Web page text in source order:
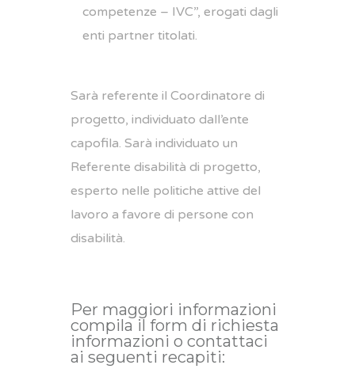
competenze – IVC”, erogati dagli
enti partner titolati.
Sarà referente il Coordinatore di
progetto, individuato dall’ente
capofila. Sarà individuato un
Referente disabilità di progetto,
esperto nelle politiche attive del
lavoro a favore di persone con
disabilità.
Per maggiori informazioni
compila il form di richiesta
informazioni o contattaci
ai seguenti recapiti: